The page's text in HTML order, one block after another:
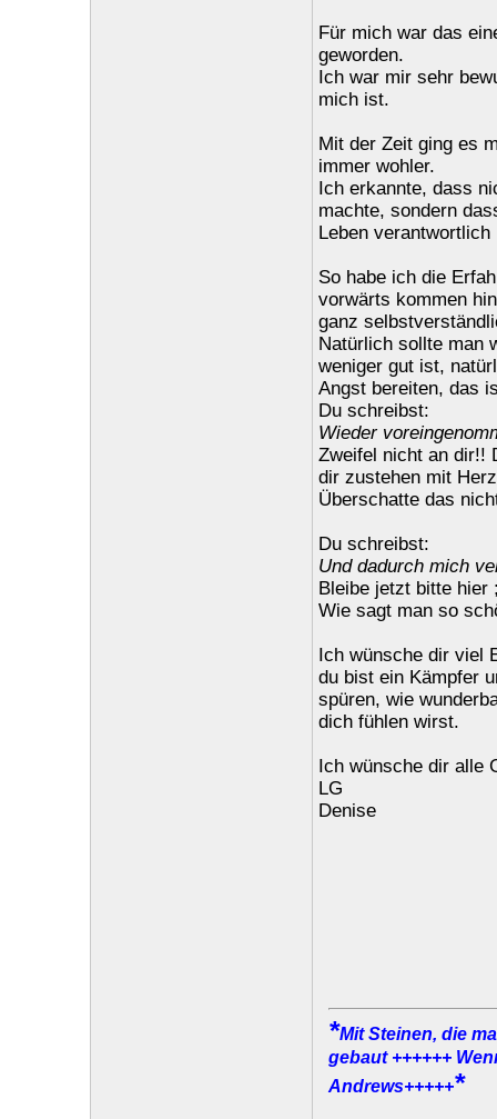
Für mich war das
geworden.
Ich war mir sehr
mich ist.
Mit der Zeit ging es
immer wohler.
Ich erkannte, dass
machte, sondern
Leben verantwortlich
So habe ich die
vorwärts kommen
ganz
Natürlich sollte man
weniger gut ist,
Angst bereiten, das
Du schreibst:
Wieder
Zweifel nicht an dir!!
dir zustehen mit
Überschatte das
Du schreibst:
Und dadurch mich
Bleibe jetzt bitte hier
Wie sagt man so
Ich wünsche dir viel
du bist ein Kämpfer
spüren, wie
dich fühlen wirst.
Ich wünsche dir alle
LG
Denise
*Mit Steinen, die
gebaut ++++++
Andrews+++++*